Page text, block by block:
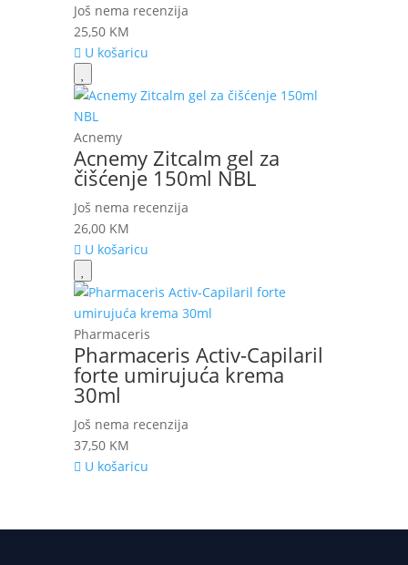
Još nema recenzija
25,50 KM
U košaricu
Acnemy
Acnemy Zitcalm gel za
čišćenje 150ml NBL
Još nema recenzija
26,00 KM
U košaricu
Pharmaceris
Pharmaceris Activ-Capilaril
forte umirujuća krema
30ml
Još nema recenzija
37,50 KM
U košaricu